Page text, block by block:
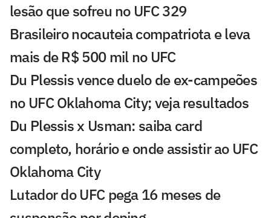
lesão que sofreu no UFC 329
Brasileiro nocauteia compatriota e leva
mais de R$ 500 mil no UFC
Du Plessis vence duelo de ex-campeões
no UFC Oklahoma City; veja resultados
Du Plessis x Usman: saiba card
completo, horário e onde assistir ao UFC
Oklahoma City
Lutador do UFC pega 16 meses de